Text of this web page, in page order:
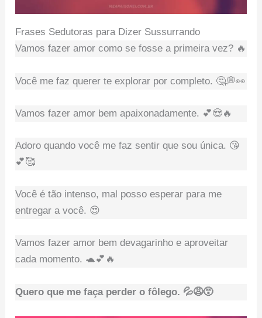
Frases Sedutoras para Dizer Sussurrando
Vamos fazer amor como se fosse a primeira vez? 🔥
Você me faz querer te explorar por completo. 🤔💭👀
Vamos fazer amor bem apaixonadamente. 💕😍🔥
Adoro quando você me faz sentir que sou única. 😘
💕🥰
Você é tão intenso, mal posso esperar para me
entregar a você. 😍
Vamos fazer amor bem devagarinho e aproveitar
cada momento. 🐢💕🔥
Quero que me faça perder o fôlego. 💦😩😵